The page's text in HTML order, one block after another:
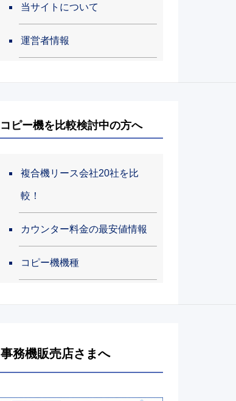
当サイトについて
運営者情報
コピー機を比較検討中の方へ
複合機リース会社20社を比
較！
カウンター料金の最安値情報
コピー機機種
事務機販売店さまへ